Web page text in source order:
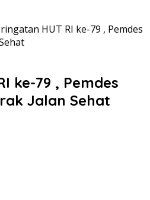
HUT RI ke-79 , Pemdes
ke-79 , Pemdes
Jalan Sehat